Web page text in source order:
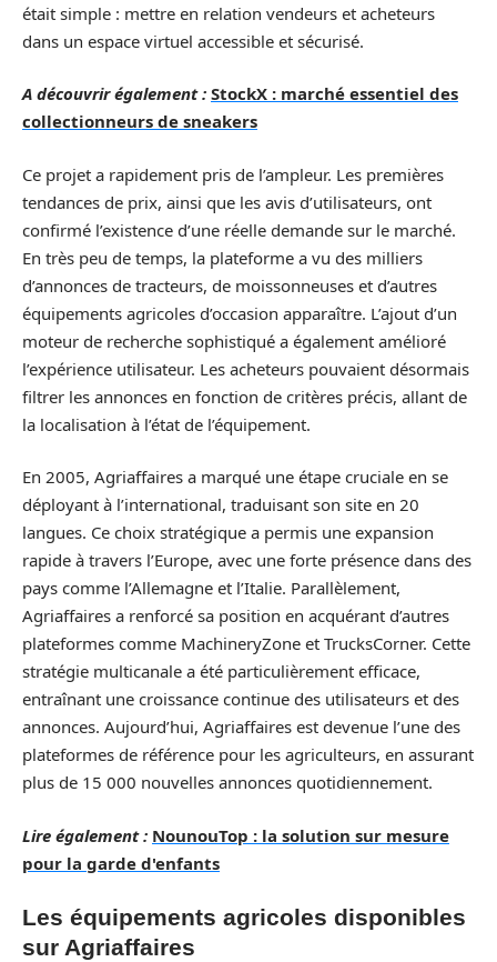
était simple : mettre en relation vendeurs et acheteurs
dans un espace virtuel accessible et sécurisé.
A découvrir également : StockX : marché essentiel des
collectionneurs de sneakers
Ce projet a rapidement pris de l’ampleur. Les premières
tendances de prix, ainsi que les avis d’utilisateurs, ont
confirmé l’existence d’une réelle demande sur le marché.
En très peu de temps, la plateforme a vu des milliers
d’annonces de tracteurs, de moissonneuses et d’autres
équipements agricoles d’occasion apparaître. L’ajout d’un
moteur de recherche sophistiqué a également amélioré
l’expérience utilisateur. Les acheteurs pouvaient désormais
filtrer les annonces en fonction de critères précis, allant de
la localisation à l’état de l’équipement.
En 2005, Agriaffaires a marqué une étape cruciale en se
déployant à l’international, traduisant son site en 20
langues. Ce choix stratégique a permis une expansion
rapide à travers l’Europe, avec une forte présence dans des
pays comme l’Allemagne et l’Italie. Parallèlement,
Agriaffaires a renforcé sa position en acquérant d’autres
plateformes comme MachineryZone et TrucksCorner. Cette
stratégie multicanale a été particulièrement efficace,
entraînant une croissance continue des utilisateurs et des
annonces. Aujourd’hui, Agriaffaires est devenue l’une des
plateformes de référence pour les agriculteurs, en assurant
plus de 15 000 nouvelles annonces quotidiennement.
Lire également : NounouTop : la solution sur mesure
pour la garde d'enfants
Les équipements agricoles disponibles
sur Agriaffaires